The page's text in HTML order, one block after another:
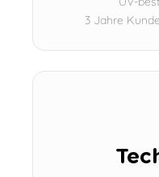
3 Jahre